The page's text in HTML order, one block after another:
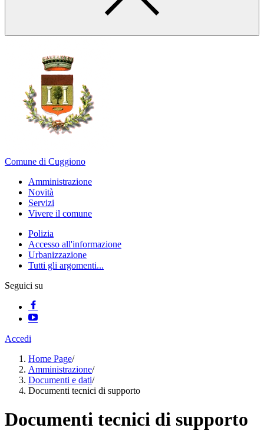
Comune di Cuggiono
Amministrazione
Novità
Servizi
Vivere il comune
Polizia
Accesso all'informazione
Urbanizzazione
Tutti gli argomenti...
Seguici su
Accedi
Home Page/
Amministrazione/
Documenti e dati/
Documenti tecnici di supporto
Documenti tecnici di supporto